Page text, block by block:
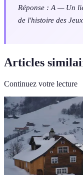
Réponse : A — Un
de l'histoire des
Articles
Continuez votre lecture